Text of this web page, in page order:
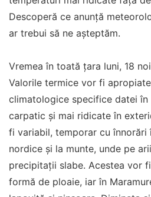
Descoperă ce anunță
ar trebui să ne așteptăm.
Vremea în toată țara luni, 18
Valorile termice vor fi
climatologice specifice datei în
carpatic și mai ridicate în
fi variabil, temporar cu înnorări
nordice și la munte, unde pe
precipitații slabe. Acestea vor
formă de ploaie, iar în